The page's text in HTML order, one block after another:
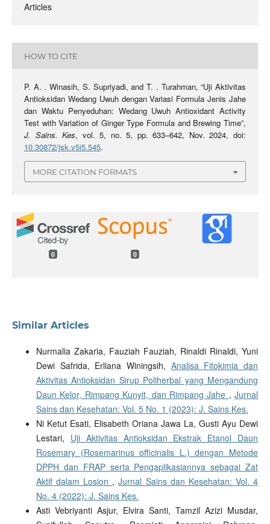
Articles
HOW TO CITE
P. A. . Winasih, S. Supriyadi, and T. . Turahman, “Uji Aktivitas
Antioksidan Wedang Uwuh dengan Variasi Formula Jenis Jahe
dan Waktu Penyeduhan: Wedang Uwuh Antioxidant Activity
Test with Variation of Ginger Type Formula and Brewing Time”,
J. Sains. Kes, vol. 5, no. 5, pp. 633–642, Nov. 2024, doi:
10.30872/jsk.v5i5.545.
MORE CITATION FORMATS
0 0
Similar Articles
Nurmalia Zakaria, Fauziah Fauziah, Rinaldi Rinaldi, Yuni
Dewi Safrida, Erliana Winingsih, Analisa Fitokimia dan
Aktivitas Antioksidan Sirup Poliherbal yang Mengandung
Daun Kelor, Rimpang Kunyit, dan Rimpang Jahe ,Jurnal
Sains dan Kesehatan: Vol. 5 No. 1 (2023): J. Sains Kes.
Ni Ketut Esati, Elisabeth Oriana Jawa La, Gusti Ayu Dewi
Lestari, Uji Aktivitas Antioksidan Ekstrak Etanol Daun
Rosemary (Rosemarinus officinalis L.) dengan Metode
DPPH dan FRAP serta Pengaplikasiannya sebagai Zat
Aktif dalam Losion ,Jurnal Sains dan Kesehatan: Vol. 4
No. 4 (2022): J. Sains Kes.
Asti Vebriyanti Asjur, Elvira Santi, Tamzil Azizi Musdar,